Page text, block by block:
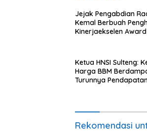
Jejak Pengabdian
Kemal Berbuah
Kinerjaekselen Award
Ketua HNSI Sulteng:
Harga BBM
Turunnya
Rekomendasi